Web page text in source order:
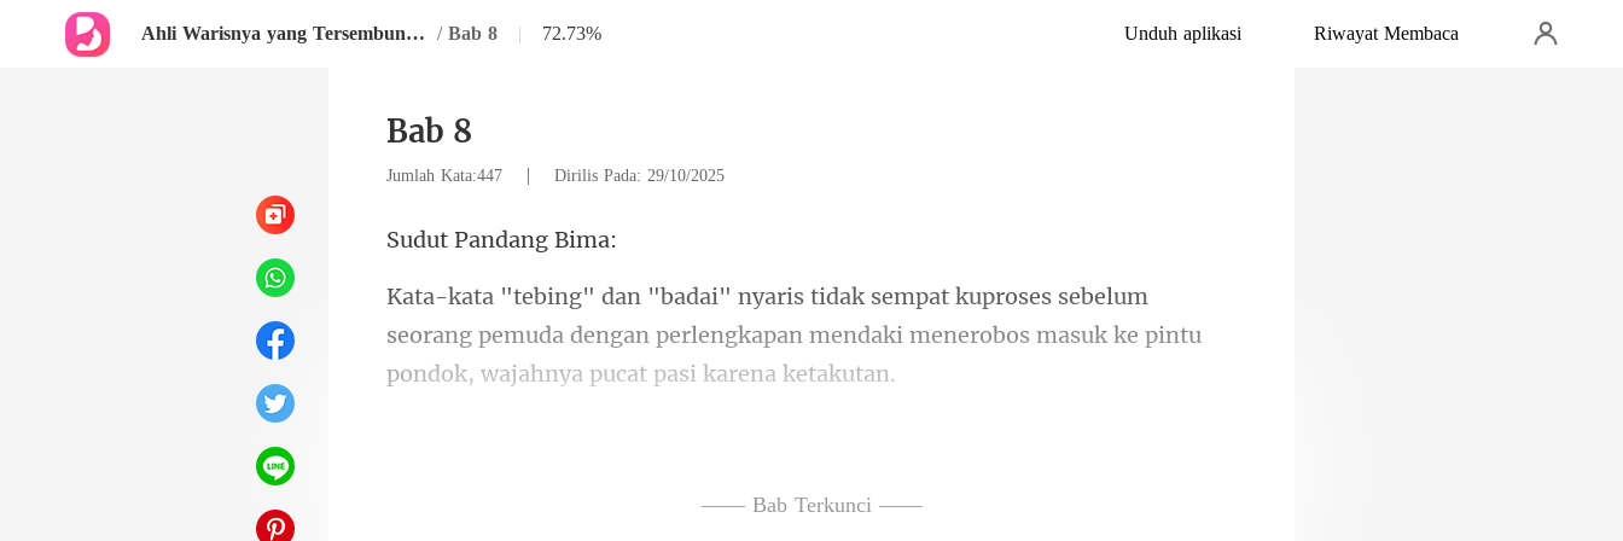
Ahli Warisnya yang Tersembunyi, Pelariannya / Bab 8 | 72.73% Unduh aplikasi Riwayat Membaca
Bab 8
Jumlah Kata:447 | Dirilis Pada: 29/10/2025
Pandan
sebelum
seorang pemuda dengan perlengkapan mendaki menerobos
—— Bab Terkunci ——